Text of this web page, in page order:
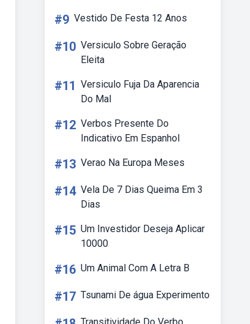
#9 Vestido De Festa 12 Anos
#10 Versiculo Sobre Geração
Eleita
#11 Versiculo Fuja Da Aparencia
Do Mal
#12 Verbos Presente Do
Indicativo Em Espanhol
#13 Verao Na Europa Meses
#14 Vela De 7 Dias Queima Em 3
Dias
#15 Um Investidor Deseja Aplicar
10000
#16 Um Animal Com A Letra B
#17 Tsunami De água Experimento